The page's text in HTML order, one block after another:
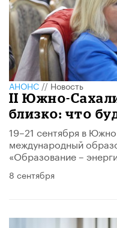
АНОНС//Новость
II Южно-
близко: что
19–21 сентября в
международный
«Образование –
8 сентября